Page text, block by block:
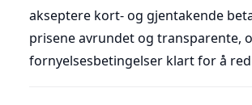
akseptere kort- og gjentakende
prisene avrundet og transparente,
fornyelsesbetingelser klart for å